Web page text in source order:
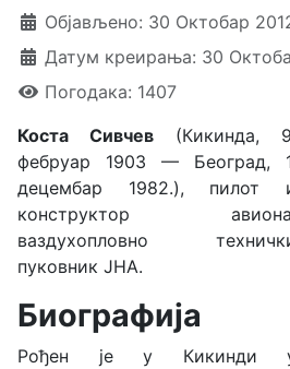
Објављено: 30 Октобар
Датум креирања: 30
Погодака: 1407
Коста Сивчев (Кикинда,
фебруар 1903 — Београд,
децембар 1982.), пилот
конструктор
ваздухопловно
пуковник ЈНА.
Биографија
Рођен је у Кикинди